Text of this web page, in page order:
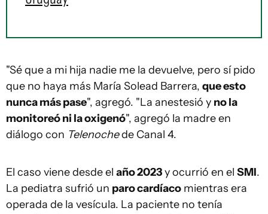
"Sé que a mi hija nadie me la devuelve, pero sí pido
que no haya más María Solead Barrera, que esto
nunca más pase", agregó. "La anestesió y no la
monitoreó ni la oxigenó", agregó la madre en
diálogo con Telenochede Canal 4.
El caso viene desde el año 2023y ocurrió en el SMI.
La pediatra sufrió un paro cardíaco mientras era
operada de la vesícula. La paciente no tenía